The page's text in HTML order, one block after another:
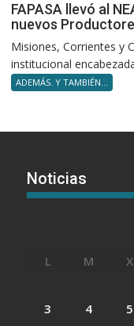
FAPASA llevó al
nuevos
Misiones, Corrientes y
institucional
ADEMÁS. Y TAMBIÉN...
Noticias
L M X
3
4 5